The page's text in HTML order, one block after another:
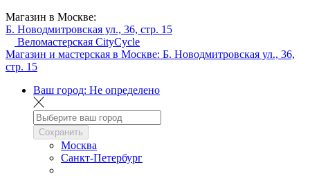
Магазин в Москве:
Б. Новодмитровская ул., 36, стр. 15
Веломастерская CityCycle
Магазин и мастерская в Москве: Б. Новодмитровская ул., 36,
стр. 15
Ваш город: Не определено
Сохранить
Москва
Санкт-Петербург